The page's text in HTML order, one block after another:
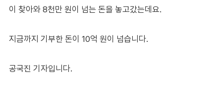
이 찾아와 8천만 원이 넘는 돈을 놓고갔는데요.
지금까지 기부한 돈이 10억 원이 넘습니다.
공국진 기자입니다.